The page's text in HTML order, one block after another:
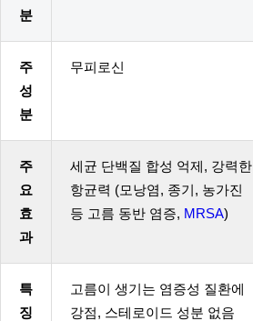
분
주
성
분
무피로신
주
요
효
과
세균 단백질 합성 억제, 강력한
항균력 (모낭염, 종기, 농가진
등 고름 동반 염증, MRSA)
특
징
고름이 생기는 염증성 질환에
강점, 스테로이드 성분 없음